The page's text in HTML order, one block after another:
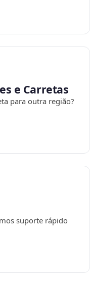
e Carretas
para outra região?
suporte rápido